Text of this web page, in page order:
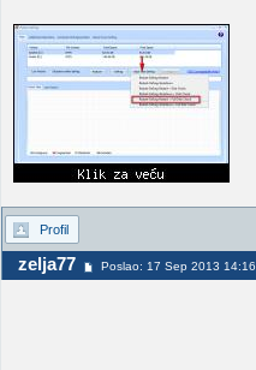
Profil
zelja77 Poslao: 17 Sep 2013 14:16